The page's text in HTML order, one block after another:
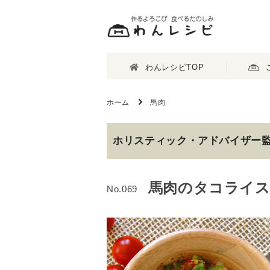
わんレシピTOP
ホーム 馬肉
ホリスティック・アドバイザー
No.069 馬肉のタコライ